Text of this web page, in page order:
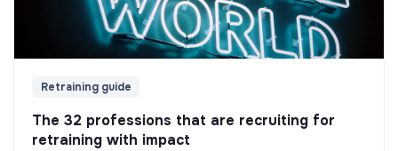
Retraining guide
The 32 professions that are recruiting for
retraining with impact